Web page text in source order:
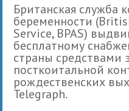
Британская служба
беременности
Service, BPAS)
бесплатному
страны средствами
посткоитальной
рождественских
Telegraph.